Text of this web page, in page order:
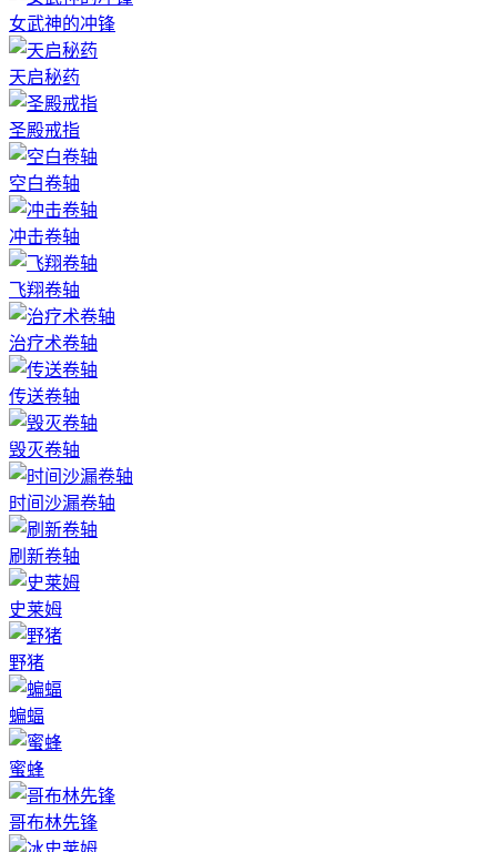
女武神的冲锋
天启秘药
圣殿戒指
空白卷轴
冲击卷轴
飞翔卷轴
治疗术卷轴
传送卷轴
毁灭卷轴
时间沙漏卷轴
刷新卷轴
史莱姆
野猪
蝙蝠
蜜蜂
哥布林先锋